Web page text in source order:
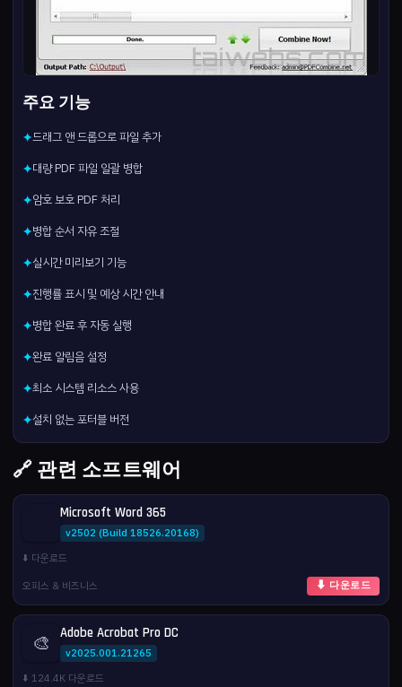
주요 기능
✦드래그 앤 드롭으로 파일 추가
✦대량 PDF 파일 일괄 병합
✦암호 보호 PDF 처리
✦병합 순서 자유 조절
✦실시간 미리보기 기능
✦진행률 표시 및 예상 시간 안내
✦병합 완료 후 자동 실행
✦완료 알림음 설정
✦최소 시스템 리소스 사용
✦설치 없는 포터블 버전
🔗 관련 소프트웨어
Microsoft Word 365
v2502 (Build 18526.20168)
⬇️ 다운로드
오피스 & 비즈니스
⬇ 다운로드
🎨 Adobe Acrobat Pro DC
v2025.001.21265
⬇️ 124.4K 다운로드